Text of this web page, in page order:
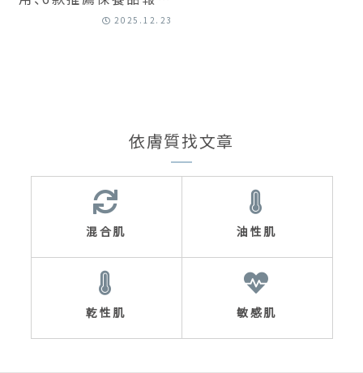
2025.12.23
依膚質找文章
混合肌 油性肌
乾性肌 敏感肌